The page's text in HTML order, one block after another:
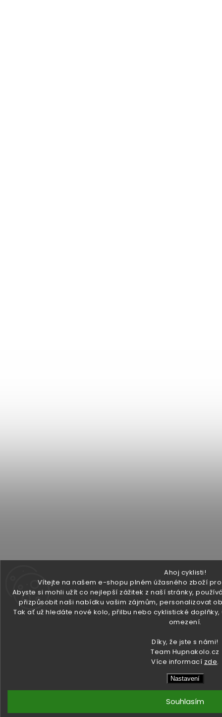
Ahoj cyklisti!
Vítejte na našem e-shopu plném úžasného zboží
Abyste si mohli užít co nejlepší zážitek z naší stránky,
přizpůsobit naši nabídku vašim zájmům, personalizovat
Tak ať už hledáte nové kolo, přilbu nebo cyklistické
omezení.
Díky, že jste s námi!
Team Hupnakolo.cz
Více informací zde.
Nastavení
Souhlasím